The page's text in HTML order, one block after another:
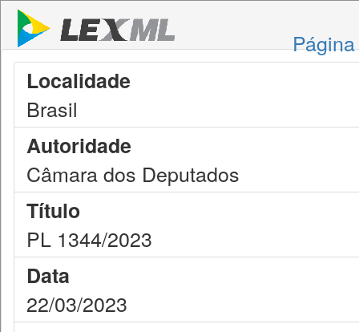
Localidade
Brasil
Autoridade
Câmara dos Deputados
Título
PL 1344/2023
Data
22/03/2023